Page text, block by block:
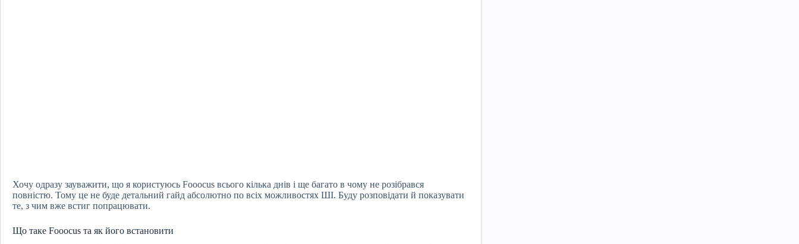
Хочу одразу зауважити, що я користуюсь Fooocus всього кілька днів і ще багато в чому не розібрався
повністю. Тому це не буде детальний гайд абсолютно по всіх можливостях ШІ. Буду розповідати й показувати
те, з чим вже встиг попрацювати.
Що таке Fooocus та як його встановити